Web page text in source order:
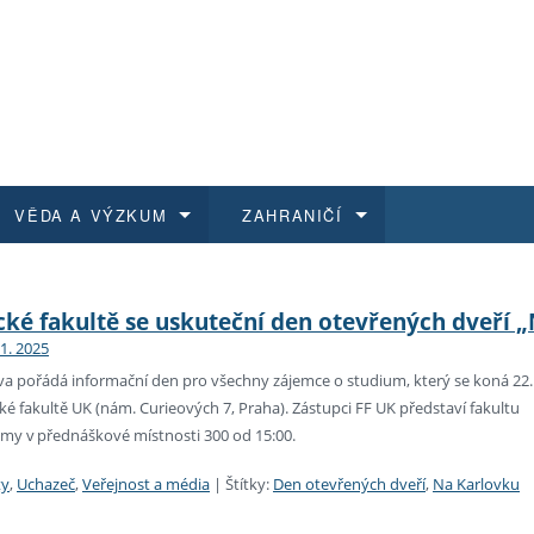
dokumenty
pro zaměstnance E-
a jak se přihlásit
programy
průběhu přijímacího řízení
magisterské studium
VĚDA A VÝZKUM
na FF UK
kvalifikace
ZAHRANIČÍ
a výběrová řízení
East
fakultě se uskuteční den otevřených dveří
2025
pořádá informační den pro všechny zájemce o studium, který se koná
fakultě UK (nám. Curieových 7, Praha). Zástupci FF UK představí fakultu
v přednáškové místnosti 300 od 15:00.
, Uchazeč,Veřejnost a média | Štítky: Den otevřených dveří, Na Karlovku